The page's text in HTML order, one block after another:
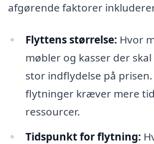
afgørende faktorer
Flyttens størrelse: Hvor
møbler og kasser der
stor indflydelse på
flytninger kræver mere
ressourcer.
Tidspunkt for flytning: